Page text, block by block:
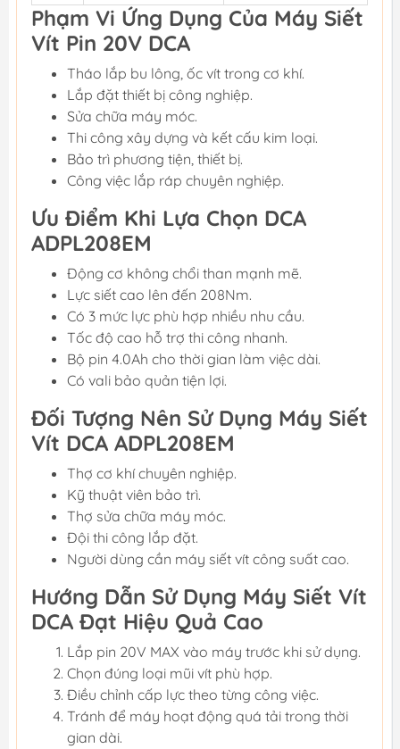
Phạm Vi Ứng Dụng Của Máy Siết
Vít Pin 20V DCA
Tháo lắp bu lông, ốc vít trong cơ khí.
Lắp đặt thiết bị công nghiệp.
Sửa chữa máy móc.
Thi công xây dựng và kết cấu kim loại.
Bảo trì phương tiện, thiết bị.
Công việc lắp ráp chuyên nghiệp.
Ưu Điểm Khi Lựa Chọn DCA
ADPL208EM
Động cơ không chổi than mạnh mẽ.
Lực siết cao lên đến 208Nm.
Có 3 mức lực phù hợp nhiều nhu cầu.
Tốc độ cao hỗ trợ thi công nhanh.
Bộ pin 4.0Ah cho thời gian làm việc dài.
Có vali bảo quản tiện lợi.
Đối Tượng Nên Sử Dụng Máy Siết
Vít DCA ADPL208EM
Thợ cơ khí chuyên nghiệp.
Kỹ thuật viên bảo trì.
Thợ sửa chữa máy móc.
Đội thi công lắp đặt.
Người dùng cần máy siết vít công suất cao.
Hướng Dẫn Sử Dụng Máy Siết Vít
DCA Đạt Hiệu Quả Cao
Lắp pin 20V MAX vào máy trước khi sử dụng.
Chọn đúng loại mũi vít phù hợp.
Điều chỉnh cấp lực theo từng công việc.
Tránh để máy hoạt động quá tải trong thời
gian dài.